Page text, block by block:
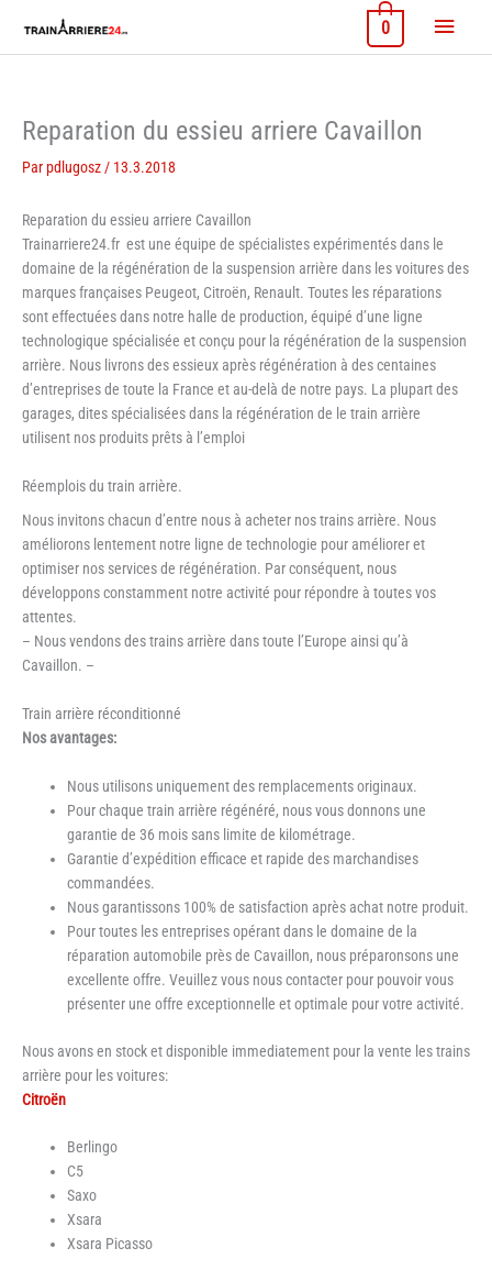
contenu
Menu
0
Reparation du essieu arriere Cavaillon
Par pdlugosz / 13.3.2018
Reparation du essieu arriere Cavaillon
Trainarriere24.fr est une équipe de spécialistes expérimentés dans le
domaine de la régénération de la suspension arrière dans les voitures des
marques françaises Peugeot, Citroën, Renault. Toutes les réparations
sont effectuées dans notre halle de production, équipé d’une ligne
technologique spécialisée et conçu pour la régénération de la suspension
arrière. Nous livrons des essieux après régénération à des centaines
d’entreprises de toute la France et au-delà de notre pays. La plupart des
garages, dites spécialisées dans la régénération de le train arrière
utilisent nos produits prêts à l’emploi
Réemplois du train arrière.
Nous invitons chacun d’entre nous à acheter nos trains arrière. Nous
améliorons lentement notre ligne de technologie pour améliorer et
optimiser nos services de régénération. Par conséquent, nous
développons constamment notre activité pour répondre à toutes vos
attentes.
– Nous vendons des trains arrière dans toute l’Europe ainsi qu’à
Cavaillon. –
Train arrière réconditionné
Nos avantages:
Nous utilisons uniquement des remplacements originaux.
Pour chaque train arrière régénéré, nous vous donnons une
garantie de 36 mois sans limite de kilométrage.
Garantie d’expédition efficace et rapide des marchandises
commandées.
Nous garantissons 100% de satisfaction après achat notre produit.
Pour toutes les entreprises opérant dans le domaine de la
réparation automobile près de Cavaillon, nous préparonsons une
excellente offre. Veuillez vous nous contacter pour pouvoir vous
présenter une offre exceptionnelle et optimale pour votre activité.
Nous avons en stock et disponible immediatement pour la vente les trains
arrière pour les voitures:
Citroën
Berlingo
C5
Saxo
Xsara
Xsara Picasso